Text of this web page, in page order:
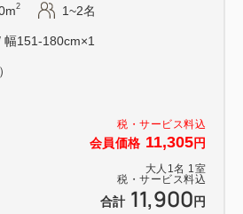
税・サービス料込
会員価格 11,305円
大人 1 名 1 室
税・サービス料込
合計 11,900円
2 1~2名
幅151-180cm×1